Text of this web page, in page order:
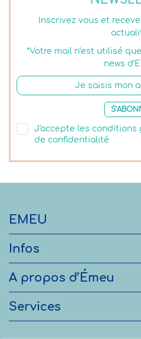
Inscrivez vous et
*Votre mail n’est utilisé
news
J'accepte les conditions
de confidentialité
EMEU
Infos
A propos d’Émeu
Services